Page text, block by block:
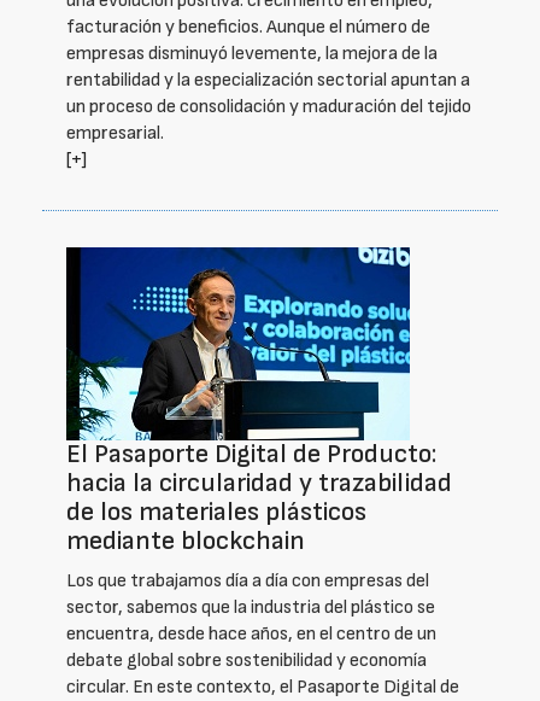
facturación y beneficios. Aunque el número de
empresas disminuyó levemente, la mejora de la
rentabilidad y la especialización sectorial apuntan a
un proceso de consolidación y maduración del tejido
empresarial.
[+]
El Pasaporte Digital de Producto:
hacia la circularidad y trazabilidad
de los materiales plásticos
mediante blockchain
Los que trabajamos día a día con empresas del
sector, sabemos que la industria del plástico se
encuentra, desde hace años, en el centro de un
debate global sobre sostenibilidad y economía
circular. En este contexto, el Pasaporte Digital de